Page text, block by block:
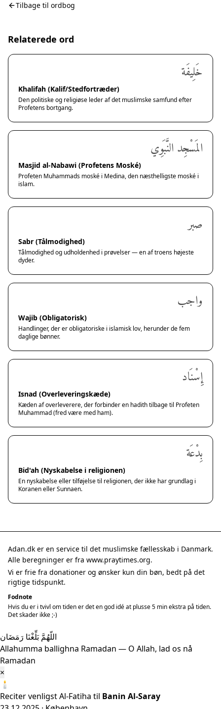
Tilbage til ordbog
Relaterede ord
خَلِيفَة
Khalifah (Kalif/Stedfortræder)
Den politiske og religiøse leder af det muslimske samfund efter
Profetens bortgang.
المَسْجِد النَّبَوِي
Masjid al-Nabawi (Profetens Moské)
Profeten Muhammads moské i Medina, den næsthelligste moské i
islam.
صبر
Sabr (Tålmodighed)
Tålmodighed og udholdenhed i prøvelser — en af troens højeste
dyder.
واجب
Wajib (Obligatorisk)
Handlinger, der er obligatoriske i islamisk lov, herunder de fem
daglige bønner.
إِسْنَاد
Isnad (Overleveringskæde)
Kæden af overleverere, der forbinder en hadith tilbage til Profeten
Muhammad (fred være med ham).
بِدْعَة
Bid'ah (Nyskabelse i religionen)
En nyskabelse eller tilføjelse til religionen, der ikke har grundlag i
Koranen eller Sunnaen.
Adan.dk er en service til det muslimske fællesskab i Danmark.
Alle beregninger er fra www.praytimes.org.
Vi er frie fra donationer og ønsker kun din bøn, bedt på det
rigtige tidspunkt.
Fodnote
Hvis du er i tvivl om tiden er det en god idé at plusse 5 min ekstra på tiden.
Det skader ikke ;-)
اللّهُمَّ بَلِّغْنَا رَمَضَان
Allahumma ballighna Ramadan — O Allah, lad os nå
Ramadan
×
🕯️
Reciter venligst Al-Fatiha til Banin Al-Saray